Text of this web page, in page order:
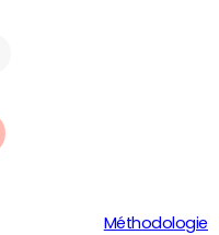
Méthodologie